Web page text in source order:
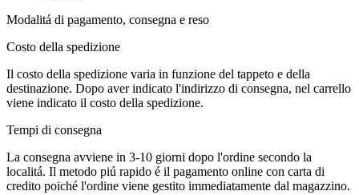
Modalitá di pagamento, consegna e reso
Costo della spedizione
Il costo della spedizione varia in funzione del tappeto e della
destinazione. Dopo aver indicato l'indirizzo di consegna, nel carrello
viene indicato il costo della spedizione.
Tempi di consegna
La consegna avviene in 3-10 giorni dopo l'ordine secondo la
localitá. Il metodo piú rapido é il pagamento online con carta di
credito poiché l'ordine viene gestito immediatamente dal magazzino.